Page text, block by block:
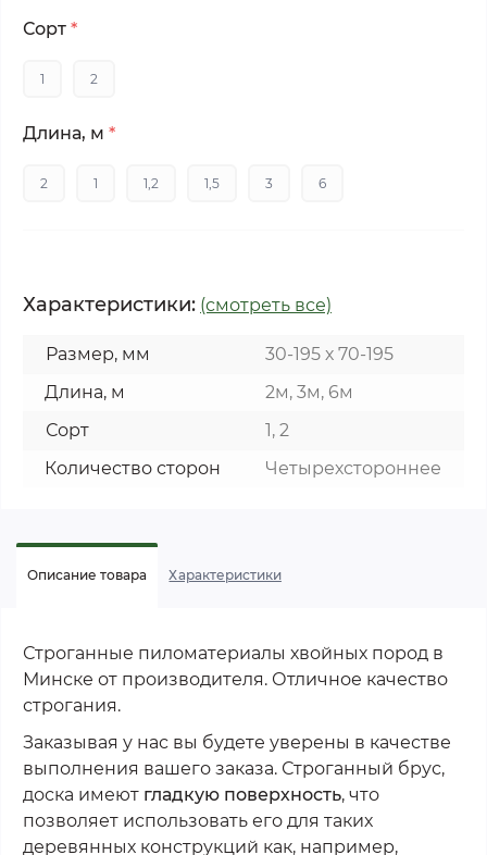
Сорт *
1 2
Длина, м *
2 1 1,2 1,5 3 6
Характеристики: (смотреть все)
Размер, мм
30-195 х 70-195
Длина, м
2м, 3м, 6м
Сорт
1, 2
Количество сторон
Четырехстороннее
Описание товара Характеристики
Строганные пиломатериалы хвойных пород в
Минске от производителя. Отличное качество
строгания.
Заказывая у нас вы будете уверены в качестве
выполнения вашего заказа. Строганный брус,
доска имеют гладкую поверхность, что
позволяет использовать его для таких
деревянных конструкций как, например,